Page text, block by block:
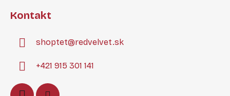
Kontakt
shoptet@redvelvet.sk
+421 915 301 141